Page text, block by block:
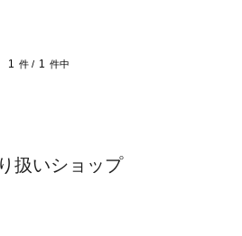
1 件 / 1 件中
扱いショップ